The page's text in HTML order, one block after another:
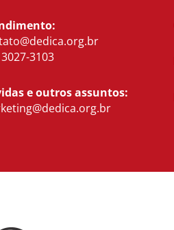
3103
e outros assuntos: